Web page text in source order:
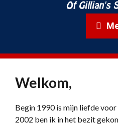
Welkom,
Begin 1990 is mijn liefde
2002 ben ik in het bezit